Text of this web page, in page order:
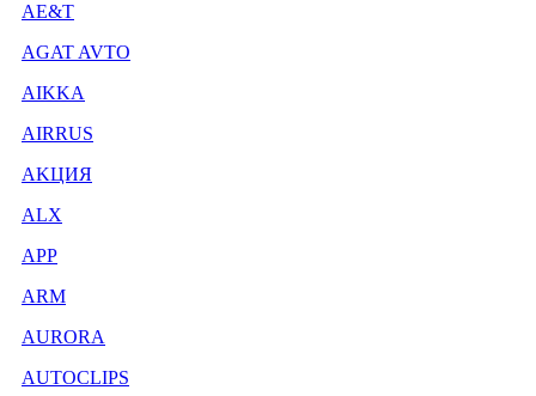
AE&T
AGAT AVTO
AIKKA
AIRRUS
AKЦИЯ
ALX
APP
ARM
AURORA
AUTOCLIPS